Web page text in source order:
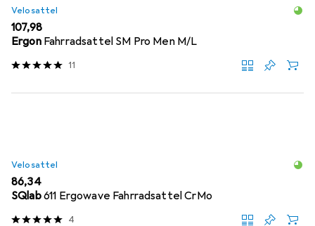
Velosattel
EUR
107,98
Ergon Fahrradsattel SM Pro Men M/L
11
Velosattel
EUR
86,34
SQlab611 Ergowave Fahrradsattel CrMo
4